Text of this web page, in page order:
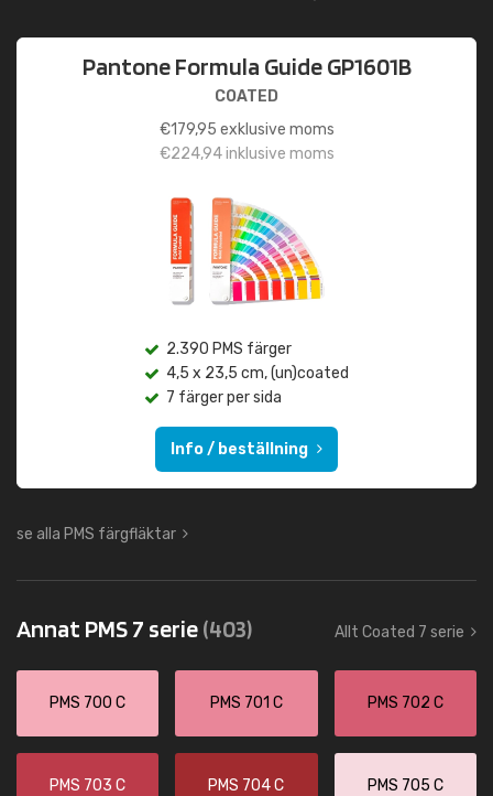
Pantone Formula Guide GP1601B
COATED
€179,95 exklusive moms
€224,94inklusive moms
2.390 PMS färger
4,5 x 23,5 cm, (un)coated
7 färger per sida
Info / beställning
se alla PMS färgfläktar
Annat PMS 7 serie(403) Allt Coated 7 serie
PMS 700 C PMS 701 C PMS 702 C
PMS 703 C PMS 704 C PMS 705 C